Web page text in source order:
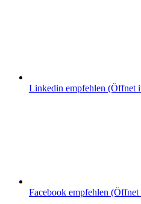
Linkedin empfehlen (Öffnet
Facebook empfehlen (Öffnet